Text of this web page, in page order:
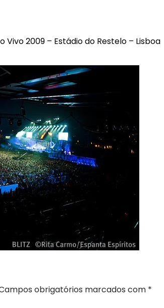
Vivo 2009 – Estádio do Restelo – Lisboa
obrigatórios marcados com *